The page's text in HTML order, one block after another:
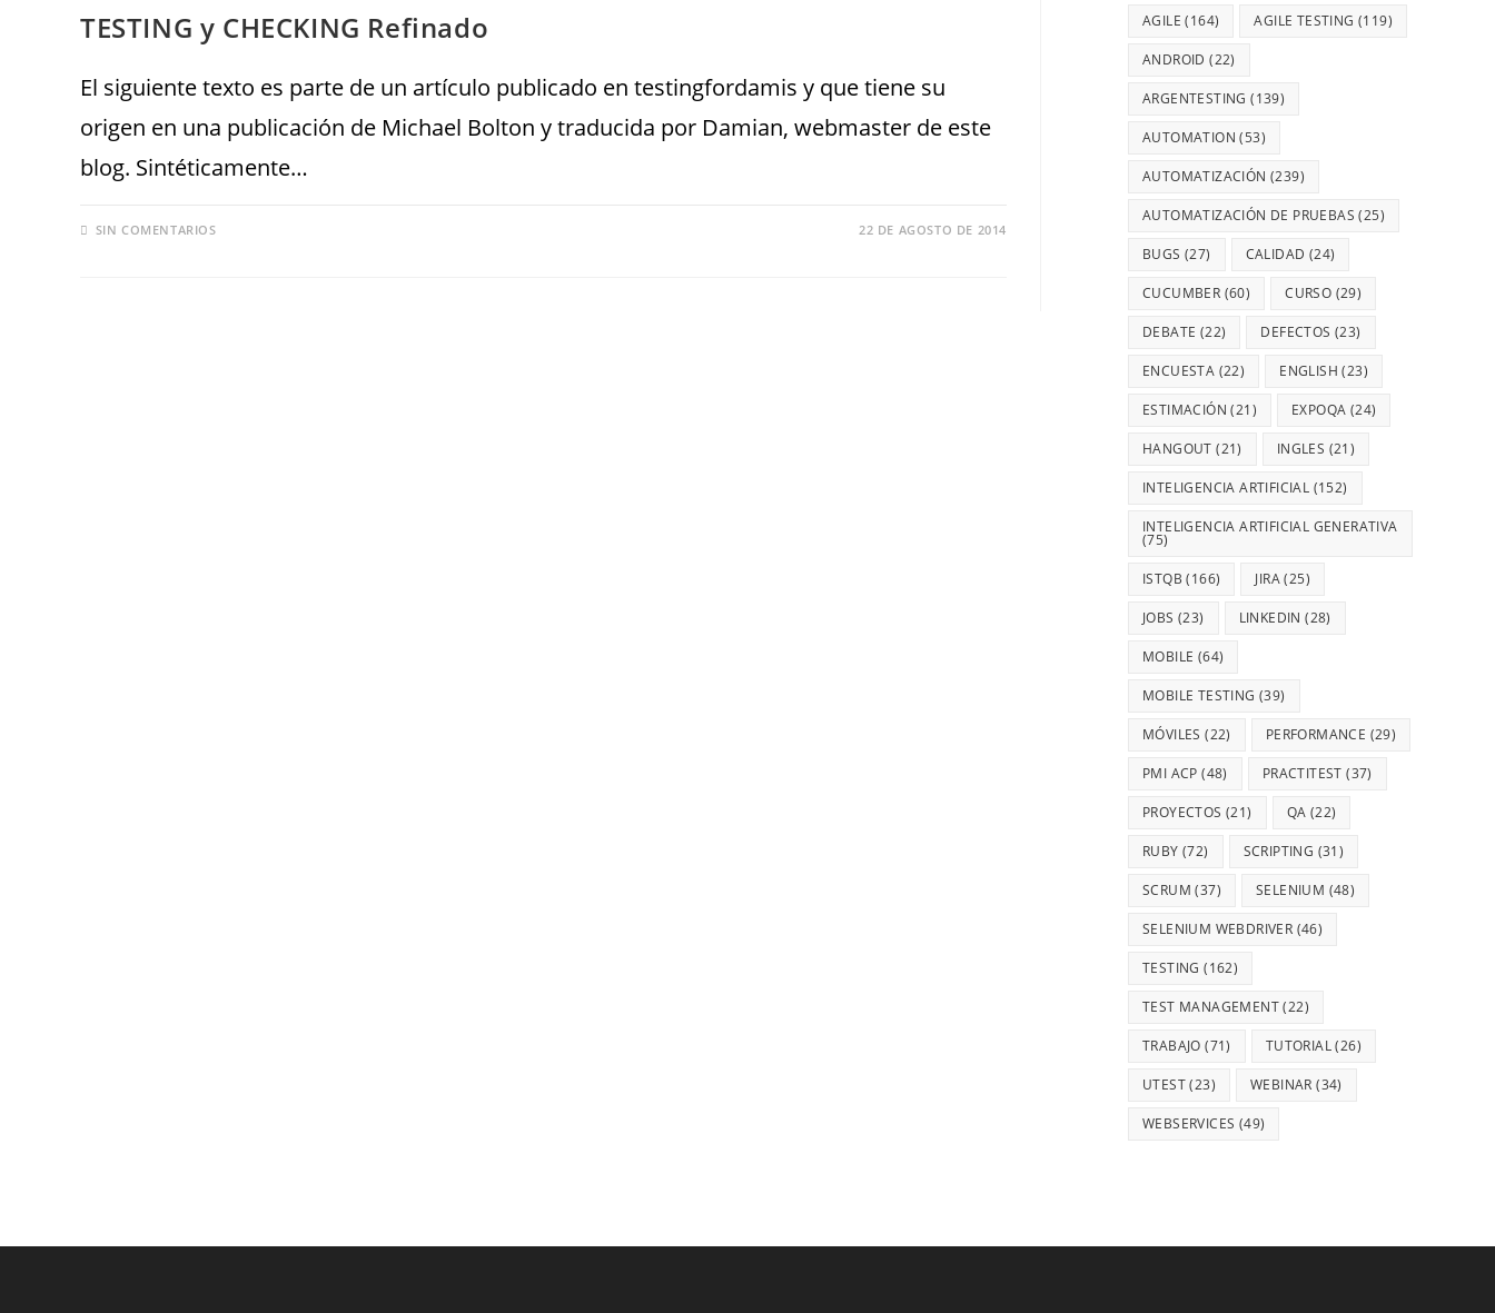
TESTING y CHECKING Refinado
El siguiente texto es parte de un artículo publicado en testingfordamis y que tiene su
origen en una publicación de Michael Bolton y traducida por Damian, webmaster de este
blog. Sintéticamente…
SIN COMENTARIOS 22 DE AGOSTO DE 2014
AGILE (164) AGILE TESTING (119)
ANDROID (22)
ARGENTESTING (139)
AUTOMATION (53)
AUTOMATIZACIÓN (239)
AUTOMATIZACIÓN DE PRUEBAS (25)
BUGS (27) CALIDAD (24)
CUCUMBER (60) CURSO (29)
DEBATE (22) DEFECTOS (23)
ENCUESTA (22) ENGLISH (23)
ESTIMACIÓN (21) EXPOQA (24)
HANGOUT (21) INGLES (21)
INTELIGENCIA ARTIFICIAL (152)
INTELIGENCIA ARTIFICIAL GENERATIVA
(75)
ISTQB (166) JIRA(25)
JOBS (23) LINKEDIN (28)
MOBILE (64)
MOBILE TESTING (39)
MÓVILES (22) PERFORMANCE (29)
PMI ACP (48) PRACTITEST (37)
PROYECTOS (21) QA (22)
RUBY (72) SCRIPTING (31)
SCRUM (37) SELENIUM (48)
SELENIUM WEBDRIVER (46)
TESTING (162)
TEST MANAGEMENT(22)
TRABAJO (71) TUTORIAL(26)
UTEST(23) WEBINAR (34)
WEBSERVICES (49)